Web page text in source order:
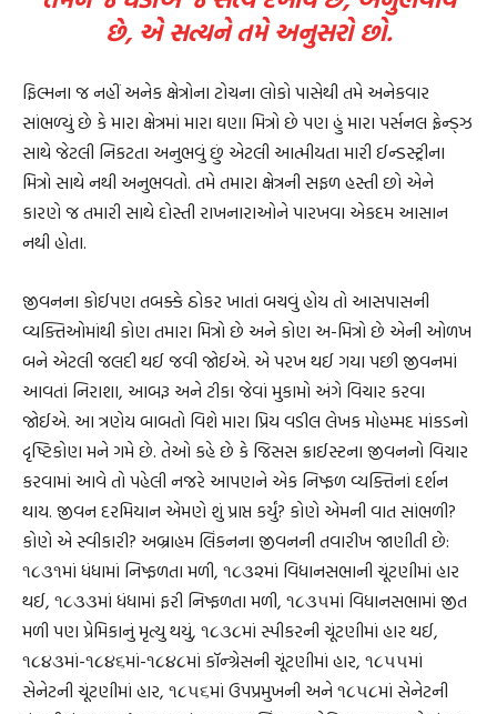
છે, એ સત્યને તમે અનુસરો છો.
ફિલ્મના જ નહીં અનેક ક્ષેત્રોના ટોચના લોકો પાસેથી તમે અનેકવાર
સાંભળ્યું છે કે મારા ક્ષેત્રમાં મારા ઘણા મિત્રો છે પણ હું મારા પર્સનલ ફ્રેન્ડ્ઝ
સાથે જેટલી નિકટતા અનુભવું છું એટલી આત્મીયતા મારી ઈન્ડસ્ટ્રીના
મિત્રો સાથે નથી અનુભવતો. તમે તમારા ક્ષેત્રની સફળ હસ્તી છો એને
કારણે જ તમારી સાથે દોસ્તી રાખનારાઓને પારખવા એકદમ આસાન
નથી હોતા.
જીવનના કોઈપણ તબક્કે ઠોકર ખાતાં બચવું હોય તો આસપાસની
વ્યક્તિઓમાંથી કોણ તમારા મિત્રો છે અને કોણ અ-મિત્રો છે એની ઓળખ
બને એટલી જલદી થઈ જવી જોઈએ. એ પરખ થઈ ગયા પછી જીવનમાં
આવતાં નિરાશા, આબરૂ અને ટીકા જેવાં મુકામો અંગે વિચાર કરવા
જોઈએ. આ ત્રણેય બાબતો વિશે મારા પ્રિય વડીલ લેખક મોહમ્મદ માંકડનો
દૃષ્ટિકોણ મને ગમે છે. તેઓ કહે છે કે જિસસ ક્રાઈસ્ટના જીવનનો વિચાર
કરવામાં આવે તો પહેલી નજરે આપણને એક નિષ્ફળ વ્યક્તિનાં દર્શન
થાય. જીવન દરમિયાન એમણે શું પ્રાપ્ત કર્યું? કોણે એમની વાત સાંભળી?
કોણે એ સ્વીકારી? અબ્રાહમ લિંકનના જીવનની તવારીખ જાણીતી છે:
૧૮૩૧માં ધંધામાં નિષ્ફળતા મળી, ૧૮૩૨માં વિધાનસભાની ચૂંટણીમાં હાર
થઈ, ૧૮૩૩માં ધંધામાં ફરી નિષ્ફળતા મળી, ૧૮૩૫માં વિધાનસભામાં જીત
મળી પણ પ્રેમિકાનું મૃત્યુ થયું, ૧૮૩૮માં સ્પીકરની ચૂંટણીમાં હાર થઈ,
૧૮૪૩માં-૧૮૪૬માં-૧૮૪૮માં કૉન્ગ્રેસની ચૂંટણીમાં હાર, ૧૮૫૫માં
સેનેટની ચૂંટણીમાં હાર, ૧૮૫૬માં ઉપપ્રમુખની અને ૧૮૫૮માં સેનેટની